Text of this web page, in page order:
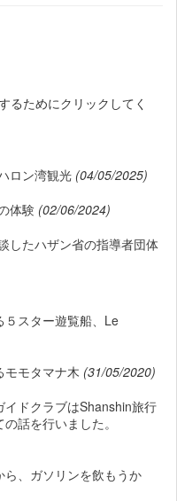
るためにクリックしてく
ロン湾観光 (04/05/2025)
体験 (02/06/2024)
したハザン省の指導者団体
５スター遊覧船、Le
モモタマナ木 (31/05/2020)
ドクラブはShanshin旅行
話を行いました。
、ガソリンを飲もうか